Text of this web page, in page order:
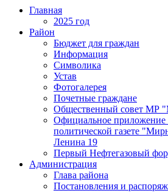
Главная
2025 год
Район
Бюджет для граждан
Информация
Символика
Устав
Фотогалерея
Почетные граждане
Общественный совет МР
Официальное приложение
политической газете
Ленина 19
Первый Нефтегазовый
Администрация
Глава района
Постановления и